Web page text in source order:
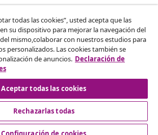
de tu pedido.
Desistir del contrato
todas las cookies”, usted acepta que las
su dispositivo para mejorar la navegación del
mismo,colaborar con nuestros estudios para
personalizados. Las cookies también se
de anuncios. Declaración de
Aceptar todas las cookies
Rechazarlas todas